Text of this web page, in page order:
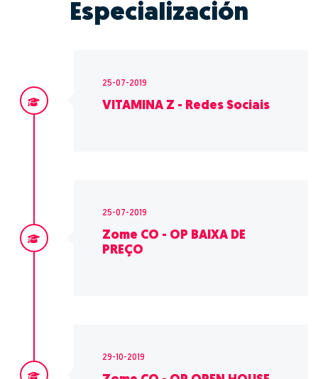
Especialización
25-07-2019
VITAMINA Z - Redes Sociais
25-07-2019
Zome CO - OP BAIXA DE
PREÇO
29-10-2019